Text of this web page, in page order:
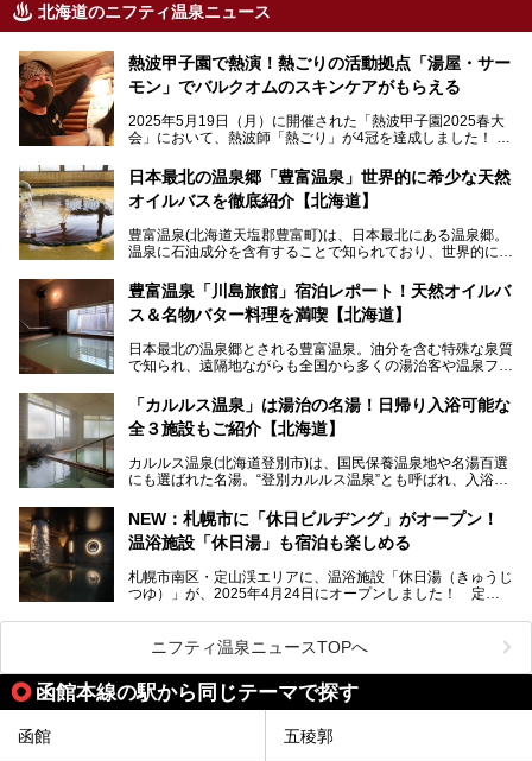
北海道のニフティ温泉ニュース
熱波甲子園で熱演！熱ごりの活動拠点「湯屋・サー
モン」でバルクオムのスキンケアがもらえる
2025年5月19日（月）に開催された「熱波甲子園2025春大
会」において、熱波師「熱ごり」が4冠を達成しました！
動拠点である北海道の銭湯「湯屋・サーモン」にて、メンズ
スキンケアブランド バルクオムの「ONE DAY KIT」を数量
限定でプレゼントいたします。
で、ぜひお試しください。※6月13日配布開始、なくなり次
第終了
───
提供元：株式会社バルクオム【PR】
この記事は株式会社バルクオム商品のPR記事です。
日本最北の温泉郷「豊富温泉」世界的に希少な天然
オイルバスを徹底紹介【北海道】
豊富温泉(北海道天塩郡豊富町)は、日本最北にある温泉郷。
温泉に石油成分を含有することで知られており、世界的にも
に特効があると言われ、遠隔地ながらも全国から湯治・療養
目的で多くの人々が訪れます。
地体験し、独自の視点で豊富温泉の“天然オイルバス”をレポ
ート。温泉地概要や日帰り入浴施設をはじめ、宿泊施設・ア
豊富温泉「川島旅館」宿泊レポート！天然オイルバ
ス＆名物バター料理を満喫【北海道】
日本最北の温泉郷とされる豊富温泉。油分を含む特殊な泉質
で知られ、遠隔地ながらも全国から多くの湯治客や温泉ファ
「川島旅館」は、豊富温泉の開湯当初から営業する老舗旅
館。とりわけ温泉の良さと名物のバター料理に定評があり、
の温泉や料理をはじめ、パブリックスペース・客室など宿の
全貌を徹底的にご紹介します！
「カルルス温泉」は湯治の名湯！日帰り入浴可能な
全３施設もご紹介【北海道】
カルルス温泉(北海道登別市)は、国民保養温泉地や名湯百選
にも選ばれた名湯。“登別カルルス温泉”とも呼ばれ、入浴剤
豊かな登別温泉とは対照的な存在で、今も湯治場的な要素が
残る閑静な温泉地です。
地体験し、カルルス温泉をご紹介。温泉地の概要や泉質解説
をはじめ、日帰り入浴可能な全３施設の紹介・周辺観光・ア
NEW：札幌市に「休日ビルヂング」がオープン！
温浴施設「休日湯」も宿泊も楽しめる
札幌市南区・定山渓エリアに、温浴施設「休日湯（きゅうじ
つゆ）」が、2025年4月24日にオープンしました！ 定山
この施設は、温泉・サウナの「休日湯」・ラウンジの「THE
LOUNGE DAYOF」・グルメ「休日洋麺店」・ホテル「エク
スクラメーションホテル」で構成された、まさに大人の癒し
空間。
今回は、そんな「休日ビルヂング」の魅力を5つのポイント
ニフティ温泉ニュースTOPへ
函館本線の駅から同じテーマで探す
函館 五稜郭